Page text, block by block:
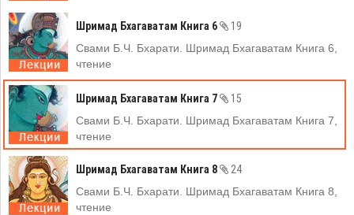
Шримад Бхагаватам Книга 6
19
Свами Б.Ч. Бхарати. Шримад Бхагаватам Книга 6,
чтение
Шримад Бхагаватам Книга 7
15
Свами Б.Ч. Бхарати. Шримад Бхагаватам Книга 7,
чтение
Шримад Бхагаватам Книга 8
24
Свами Б.Ч. Бхарати. Шримад Бхагаватам Книга 8,
чтение